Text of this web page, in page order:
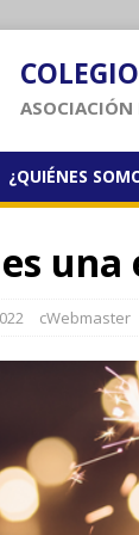
ASOCIACIÓN
¿QUIÉNES
cWebmaster